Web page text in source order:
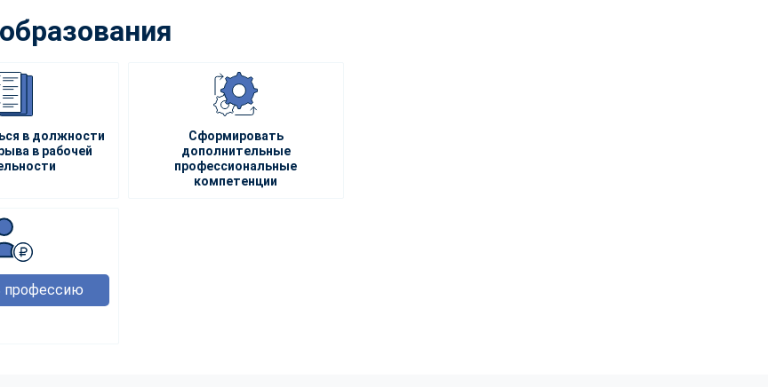
в должности
в рабочей
Сформировать
дополнительные
профессиональные
компетенции
профессию